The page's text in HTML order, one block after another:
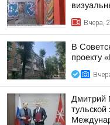
Вчера,
В
проекту
Дмитрий
тульской